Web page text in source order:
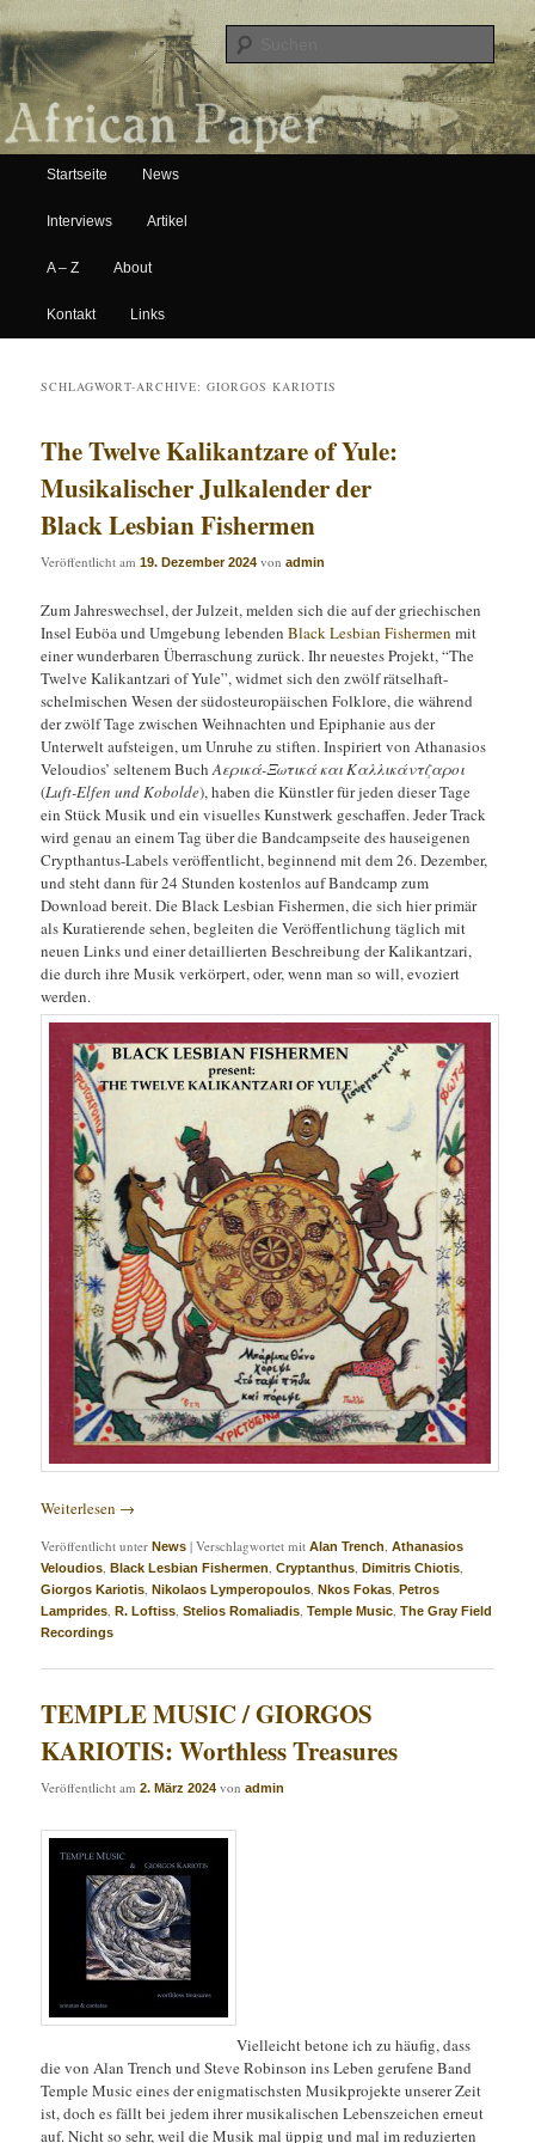
African Paper
Hauptmenü
Zum Inhalt wechseln
Zum sekundären Inhalt wechseln
Startseite News
Interviews Artikel
A – Z About
Kontakt Links
SCHLAGWORT-ARCHIVE:GIORGOS KARIOTIS
The Twelve Kalikantzare of Yule:
Musikalischer Julkalender der
Black Lesbian Fishermen
Veröffentlicht am19. Dezember 2024 vonadmin
Zum Jahreswechsel, der Julzeit, melden sich die auf der griechischen
Insel Euböa und Umgebung lebendenBlack Lesbian Fishermen mit
einer wunderbaren Überraschung zurück. Ihr neuestes Projekt, “The
Twelve Kalikantzari of Yule”, widmet sich den zwölf rätselhaft-
schelmischen Wesen der südosteuropäischen Folklore, die während
der zwölf Tage zwischen Weihnachten und Epiphanie aus der
Unterwelt aufsteigen, um Unruhe zu stiften. Inspiriert von Athanasios
Veloudios’ seltenem BuchΑερικά-Ξωτικά και Καλλικάντζαροι
(Luft-Elfen und Kobolde), haben die Künstler für jeden dieser Tage
ein Stück Musik und ein visuelles Kunstwerk geschaffen. Jeder Track
wird genau an einem Tag über die Bandcampseite des hauseigenen
Crypthantus-Labels veröffentlicht, beginnend mit dem 26. Dezember,
und steht dann für 24 Stunden kostenlos auf Bandcamp zum
Download bereit. Die Black Lesbian Fishermen, die sich hier primär
als Kuratierende sehen, begleiten die Veröffentlichung täglich mit
neuen Links und einer detaillierten Beschreibung der Kalikantzari,
die durch ihre Musik verkörpert, oder, wenn man so will, evoziert
werden.
Weiterlesen →
Veröffentlicht unter News |Verschlagwortet mit Alan Trench,Athanasios
Veloudios,Black Lesbian Fishermen,Cryptanthus,Dimitris Chiotis,
Giorgos Kariotis,Nikolaos Lymperopoulos,Nkos Fokas,Petros
Lamprides,R. Loftiss,Stelios Romaliadis,Temple Music,The Gray Field
Recordings
TEMPLE MUSIC / GIORGOS
KARIOTIS: Worthless Treasures
Veröffentlicht am2. März 2024 vonadmin
Vielleicht betone ich zu häufig, dass
die von Alan Trench und Steve Robinson ins Leben gerufene Band
Temple Music eines der enigmatischsten Musikprojekte unserer Zeit
ist, doch es fällt bei jedem ihrer musikalischen Lebenszeichen erneut
auf. Nicht so sehr, weil die Musik mal üppig und mal im reduzierten